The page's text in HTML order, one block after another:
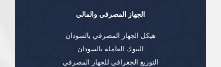
الجهاز المصرفي والمالي
هيكل الجهاز المصرفي بالسودان
البنوك العاملة بالسودان
التوزيع الجغرافي للجهاز المصرفي